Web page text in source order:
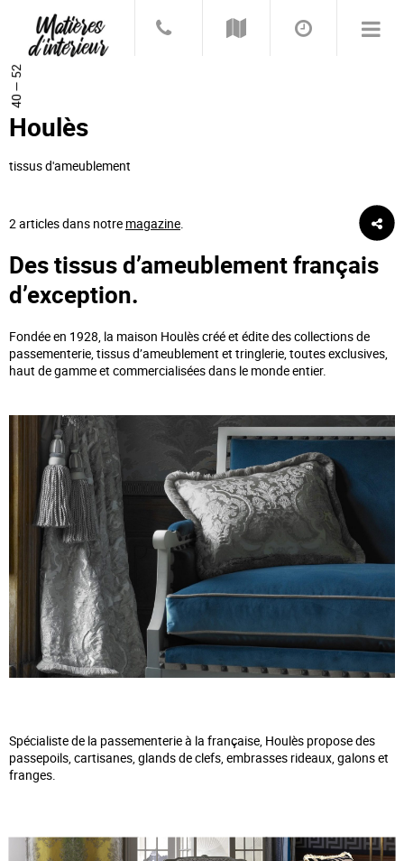
40 — 52
Houlès
tissus d'ameublement
2 articles dans notre magazine.
Des tissus d’ameublement français
d’exception.
Fondée en 1928, la maison Houlès créé et édite des collections de
passementerie, tissus d’ameublement et tringlerie, toutes exclusives,
haut de gamme et commercialisées dans le monde entier.
Spécialiste de la passementerie à la française, Houlès propose des
passepoils, cartisanes, glands de clefs, embrasses rideaux, galons et
franges.